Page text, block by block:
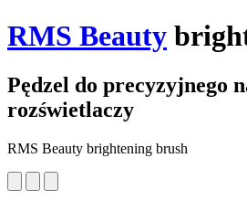
RMS Beauty
Pędzel do precyzyjnego
rozświetlaczy
RMS Beauty brightening brush